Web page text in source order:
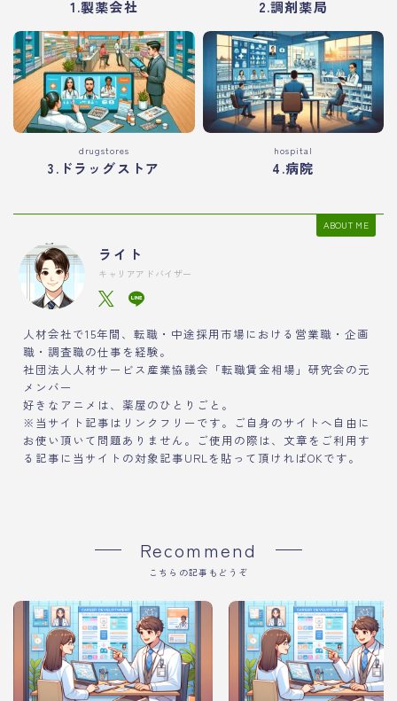
1.製薬会社 2.調剤薬局
drugstores
3.ドラッグストア
hospital
4.病院
ABOUT ME
ライト
キャリアアドバイザー
人材会社で15年間、転職・中途採用市場における営業職・企画
職・調査職の仕事を経験。
社団法人人材サービス産業協議会「転職賃金相場」研究会の元
メンバー
好きなアニメは、薬屋のひとりごと。
※当サイト記事はリンクフリーです。ご自身のサイトへ自由に
お使い頂いて問題ありません。ご使用の際は、文章をご利用す
る記事に当サイトの対象記事URLを貼って頂ければOKです。
Recommend
こちらの記事もどうぞ